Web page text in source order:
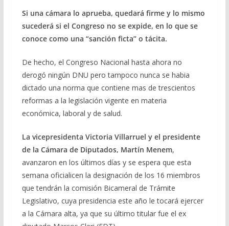
Si una cámara lo aprueba, quedará firme y lo mismo
sucederá si el Congreso no se expide, en lo que se
conoce como una “sanción ficta” o tácita.
De hecho, el Congreso Nacional hasta ahora no
derogó ningún DNU pero tampoco nunca se habia
dictado una norma que contiene mas de trescientos
reformas a la legislación vigente en materia
económica, laboral y de salud.
La vicepresidenta Victoria Villarruel y el presidente
de la Cámara de Diputados, Martín Menem,
avanzaron en los últimos días y se espera que esta
semana oficialicen la designación de los 16 miembros
que tendrán la comisión Bicameral de Trámite
Legislativo, cuya presidencia este año le tocará ejercer
a la Cámara alta, ya que su último titular fue el ex